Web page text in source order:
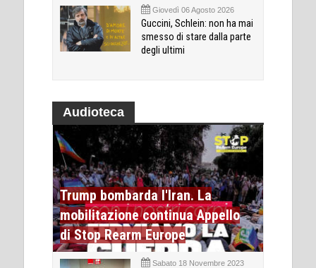
Giovedì 06 Agosto 2026
Guccini, Schlein: non ha mai
smesso di stare dalla parte
degli ultimi
Audioteca
Trump bombarda l'Iran. La
mobilitazione continua Appello
di Stop Rearm Europe
Sabato 18 Novembre 2023